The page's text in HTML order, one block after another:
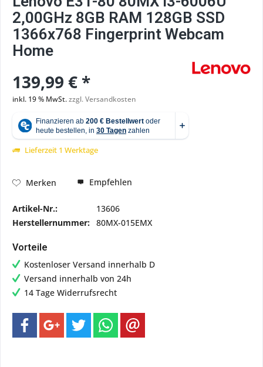
2,00GHz 8GB RAM 128GB SSD
1366x768 Fingerprint Webcam
Home
139,99 € *
inkl. 19 % MwSt.zzgl. Versandkosten
Lieferzeit 1 Werktage
Merken Empfehlen
Artikel-Nr.:
13606
Herstellernummer: 80MX-015EMX
Vorteile
Kostenloser Versand innerhalb D
Versand innerhalb von 24h
14 Tage Widerrufsrecht